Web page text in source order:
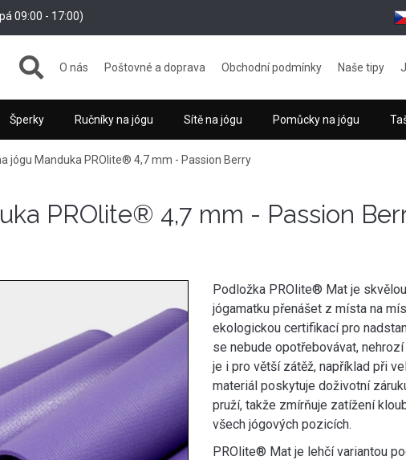
09:00 - 17:00)
O nás Poštovné a doprava Obchodní podmínky Naše tipy
Šperky Ručníky na jógu Sítě na jógu Pomůcky na jógu
jógu Manduka PROlite® 4,7 mm - Passion Berry
PROlite® 4,7 mm - Passion
Podložka PROlite® Mat je
jógamatku přenášet z místa na
ekologickou certifikací pro
se nebude opotřebovávat,
je i pro větší zátěž, například při
materiál poskytuje doživotní
pruží, takže zmírňuje zatížení
všech jógových pozicích.
PROlite® Mat je lehčí variantou